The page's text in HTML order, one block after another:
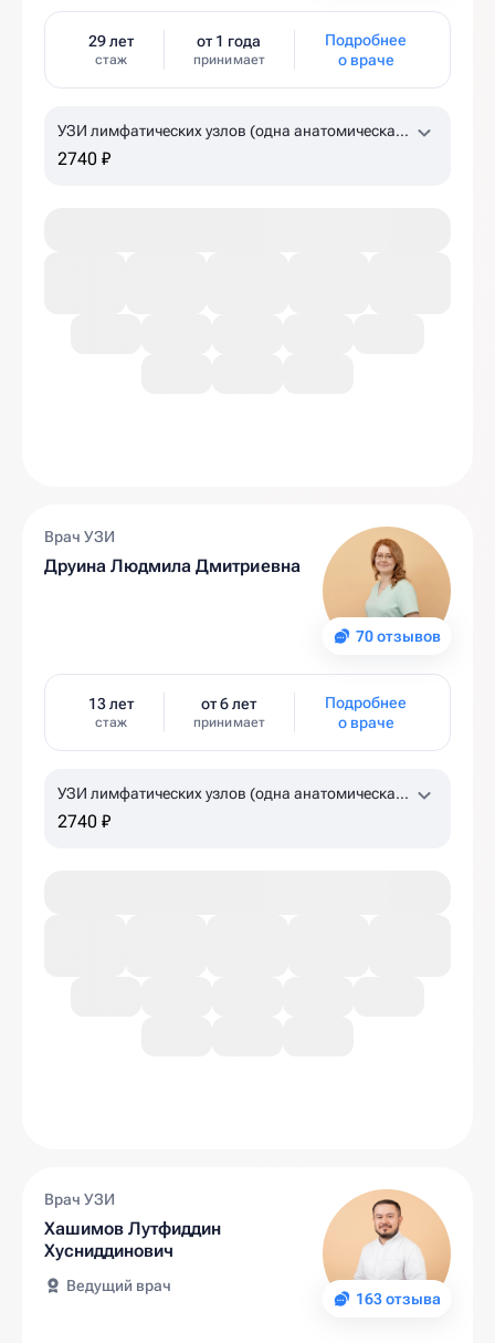
29 лет
стаж
от 1 года
принимает
Подробнее
о враче
УЗИ лимфатических узлов (одна анатомическая
зона)
2740 ₽
70 отзывов
Врач УЗИ
Друина Людмила Дмитриевна
13 лет
стаж
от 6 лет
принимает
Подробнее
о враче
УЗИ лимфатических узлов (одна анатомическая
зона)
2740 ₽
163 отзыва
Врач УЗИ
Хашимов Лутфиддин
Хусниддинович
Ведущий врач